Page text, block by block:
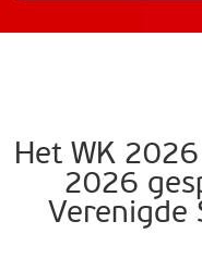
Het WK
2026
Verenigde